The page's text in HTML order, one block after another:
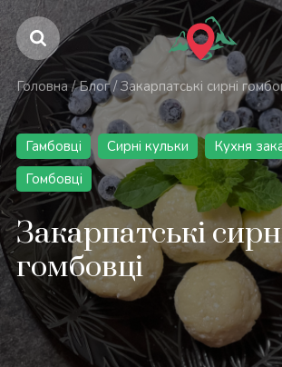
Головна / Блог /Закарпатські сирні
Гамбовці Сирні кульки
Кухня
Гомбовці
Закарпатські
гомбовці